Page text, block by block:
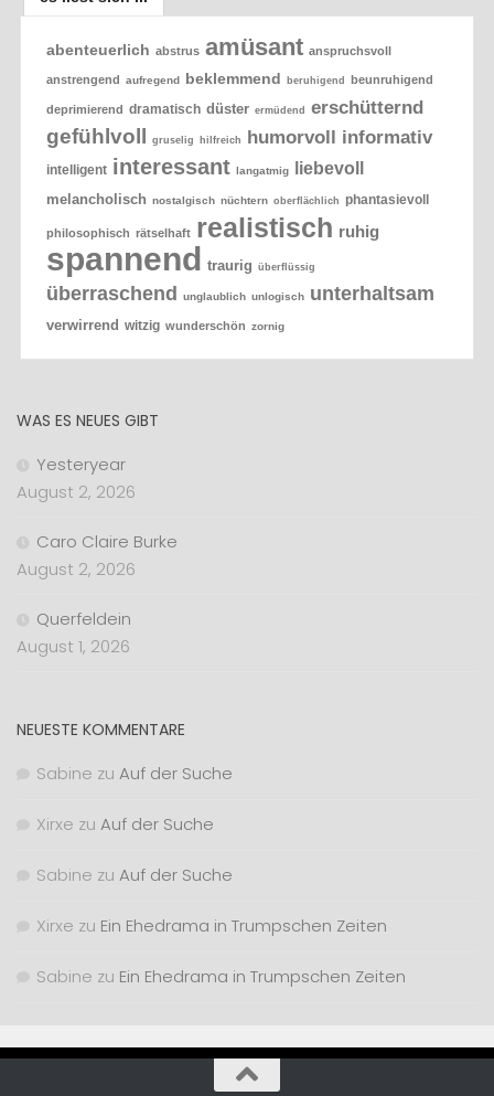
abenteuerlich abstrus amüsant anspruchsvoll
anstrengend aufregend beklemmend beruhigend beunruhigend
deprimierend dramatisch düster ermüdend erschütternd
gefühlvoll gruselig hilfreich humorvoll informativ
intelligent interessant langatmig liebevoll
melancholisch nostalgisch nüchtern oberflächlich phantasievoll
philosophisch rätselhaft realistisch ruhig
spannend traurig überflüssig
überraschend unglaublich unlogisch unterhaltsam
verwirrend witzig wunderschön zornig
WAS ES NEUES GIBT
Yesteryear
August 2, 2026
Caro Claire Burke
August 2, 2026
Querfeldein
August 1, 2026
NEUESTE KOMMENTARE
Sabine zu Auf der Suche
Xirxe zu Auf der Suche
Sabine zu Auf der Suche
Xirxe zu Ein Ehedrama in Trumpschen Zeiten
Sabine zu Ein Ehedrama in Trumpschen Zeiten